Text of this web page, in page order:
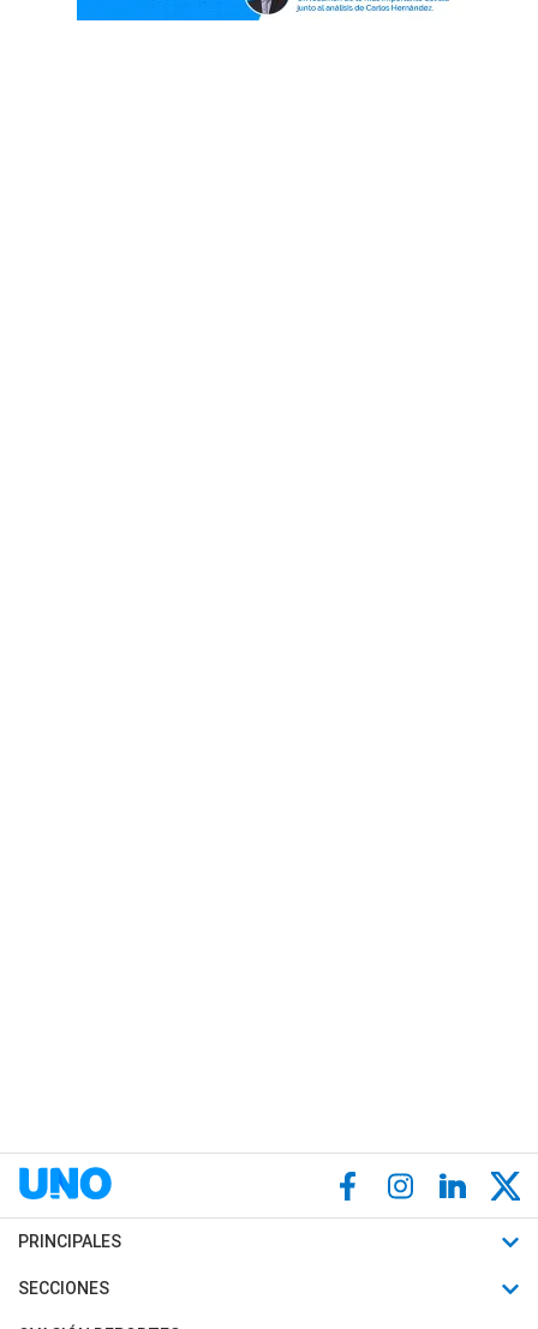
PRINCIPALES
Últimas Noticias
SECCIONES